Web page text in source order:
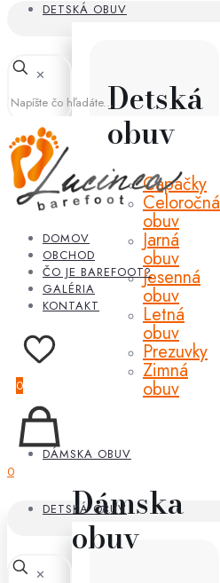
DETSKÁ OBUV
Detská
obuv
Capačky
Celoročná
obuv
Jarná
obuv
Jesenná
obuv
Letná
obuv
Prezuvky
Zimná
obuv
DÁMSKA OBUV
Dámska
obuv
✕
DOMOV
OBCHOD
ČO JE BAREFOOT?
GALÉRIA
KONTAKT
0
0
DETSKÁ OBUV
✕